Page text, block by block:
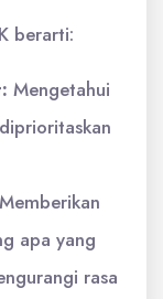
berarti:
Mengetahui
Memberikan
apa yang
rasa